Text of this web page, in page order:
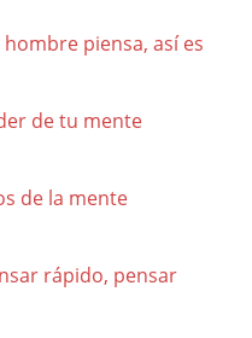
hombre piensa, así es
de tu mente
de la mente
rápido, pensar